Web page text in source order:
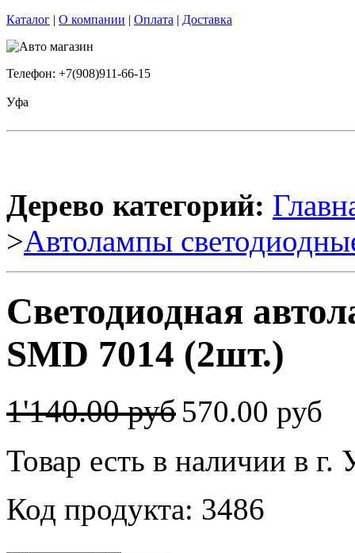
Каталог | О компании | Оплата | Доставка
Телефон: +7(908)911-66-15
Уфа
Дерево категорий:
>Автолампы
Светодиодная
SMD 7014 (2шт.)
1'140.00 руб 570.00 руб
Товар есть в наличии в г.
Код продукта: 3486